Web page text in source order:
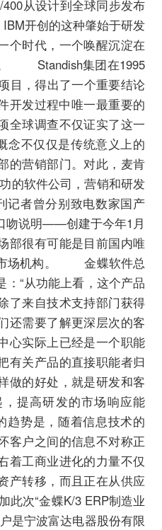
从设计到全球同步发布
开创的这种肇始于研发
个时代，一个唤醒沉淀在
。 Standish集团在1995
目，得出了一个重要结论
发过程中唯一最重要的
全球调查不仅证实了这一
念不仅仅是传统意义上的
的营销部门。对此，麦肯
的软件公司，营销和研发
者曾分别致电数家国产
吻说明——创建于今年1月
部很有可能是目前国内唯
市场机构。 金蝶软件总
：“从功能上看，这个产品
了来自技术支持部门获得
还需要了解更深层次的客
心实际上已经是一个职能
有关产品的直接职能者归
做的好处，就是研发和客
提高研发的市场响应能
势是，随着信息技术的
客户之间的信息不对称正
着工商业进化的力量不仅
产转移，而且正在从供应
次“金蝶K/3 ERP制造业
是宁波富达电器股份有限